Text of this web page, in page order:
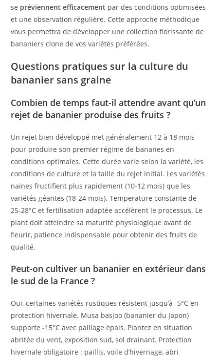
se préviennent efficacement par des conditions optimisées
et une observation régulière. Cette approche méthodique
vous permettra de développer une collection florissante de
bananiers clone de vos variétés préférées.
Questions pratiques sur la culture du
bananier sans graine
Combien de temps faut-il attendre avant qu’un
rejet de bananier produise des fruits ?
Un rejet bien développé met généralement 12 à 18 mois
pour produire son premier régime de bananes en
conditions optimales. Cette durée varie selon la variété, les
conditions de culture et la taille du rejet initial. Les variétés
naines fructifient plus rapidement (10-12 mois) que les
variétés géantes (18-24 mois). Temperature constante de
25-28°C et fertilisation adaptée accélèrent le processus. Le
plant doit atteindre sa maturité physiologique avant de
fleurir, patience indispensable pour obtenir des fruits de
qualité.
Peut-on cultiver un bananier en extérieur dans
le sud de la France ?
Oui, certaines variétés rustiques résistent jusqu’à -5°C en
protection hivernale. Musa basjoo (bananier du Japon)
supporte -15°C avec paillage épais. Plantez en situation
abritée du vent, exposition sud, sol drainant. Protection
hivernale obligatoire : paillis, voile d’hivernage, abri